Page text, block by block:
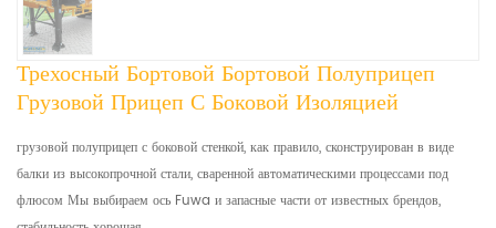
Трехосный Бортовой Бортовой Полуприцеп
Грузовой Прицеп С Боковой Изоляцией
грузовой полуприцеп с боковой стенкой, как правило, сконструирован в виде
балки из высокопрочной стали, сваренной автоматическими процессами под
флюсом Мы выбираем ось Fuwa и запасные части от известных брендов,